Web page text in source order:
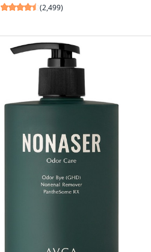
(2,499)